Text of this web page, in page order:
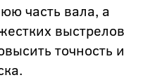
часть вала, а
выстрелов
точность и